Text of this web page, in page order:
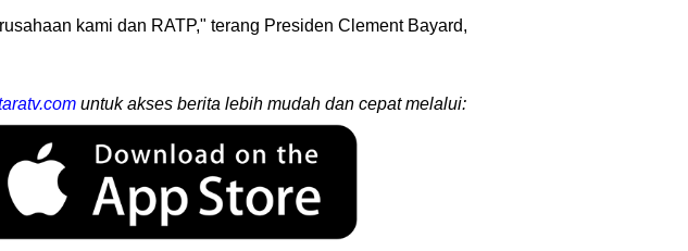
kami dan RATP," terang Presiden Clement Bayard,
untuk akses berita lebih mudah dan cepat melalui: